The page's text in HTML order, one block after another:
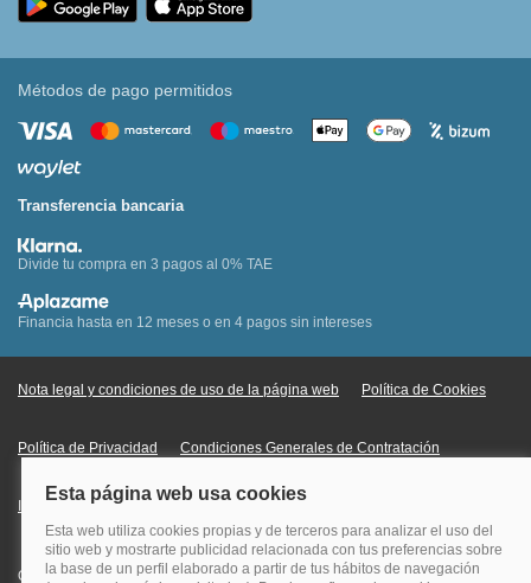
Métodos de pago permitidos
Transferencia bancaria
Divide tu compra en 3 pagos al 0% TAE
Financia hasta en 12 meses o en 4 pagos sin intereses
Nota legal y condiciones de uso de la página web Política de Cookies
Política de Privacidad Condiciones Generales de Contratación
Información Legal sobre Mercados en Línea
Quehoteles.com - Especialistas en hoteles © Copyright Veturis Travel S.A.